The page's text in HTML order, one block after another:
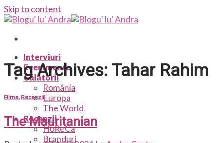
Skip to content
Interviuri
Evenimente
Călătorii
România
Europa
The World
Recenzii
HoReCa
Branduri
Tag Archives: Tahar Rahim
Filme, Recenzii
The Mauritanian